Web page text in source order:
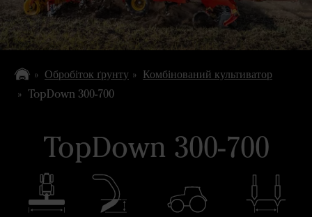
Обробіток ґрунту
Комбінований культиватор
TopDown 300-700
TopDown 300-700